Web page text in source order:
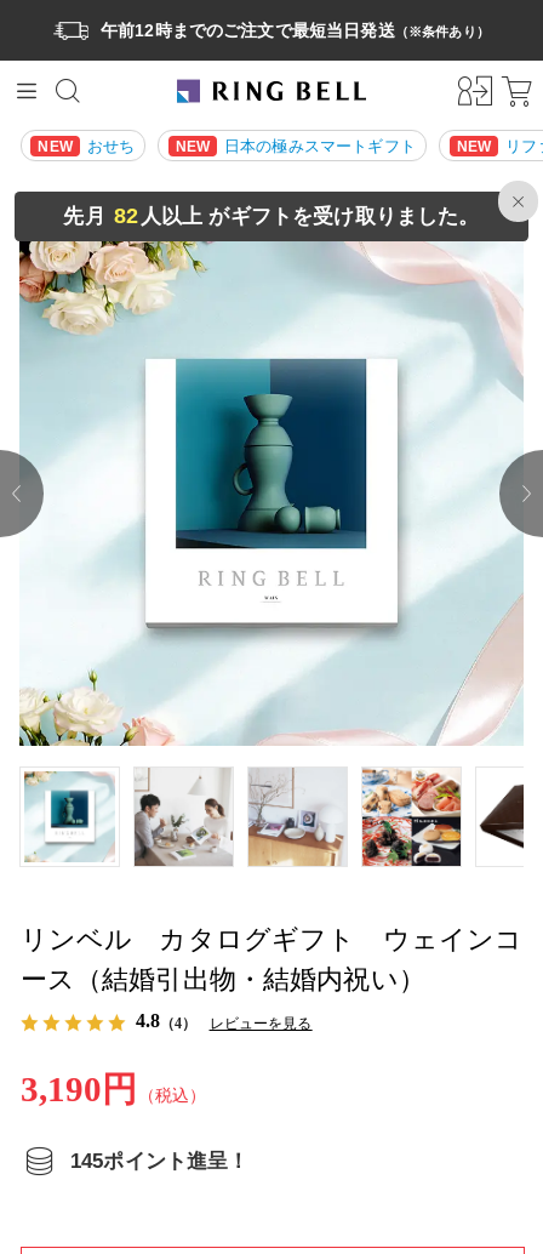
午前12時までのご注文で最短当日発送（※条件あり）
NEW おせち NEW 日本の極みスマートギフト NEW リ
先月 82 人以上 がギフトを受け取りました。
prev
リンベル カタログギフト ウェインコ
ース（結婚引出物・結婚内祝い）
4.8 （4） レビューを見る
3,190円 （税込）
145ポイント進呈！